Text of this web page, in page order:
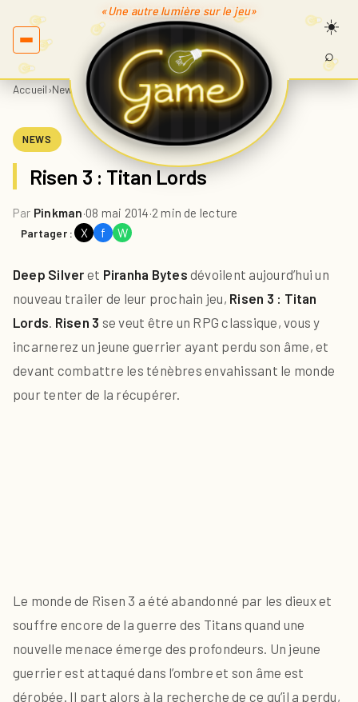
«Une autre lumière sur le jeu»
⌕
Accueil›News Risen 3 : Titan Lords
NEWS
Risen 3 : Titan Lords
Par Pinkman·08 mai 2014·2 min de lecture
Partager : X f W
Deep Silver et Piranha Bytes dévoilent aujourd’hui un
nouveau trailer de leur prochain jeu, Risen 3 : Titan
Lords. Risen 3 se veut être un RPG classique, vous y
incarnerez un jeune guerrier ayant perdu son âme, et
devant combattre les ténèbres envahissant le monde
pour tenter de la récupérer.
Le monde de Risen 3 a été abandonné par les dieux et
souffre encore de la guerre des Titans quand une
nouvelle menace émerge des profondeurs. Un jeune
guerrier est attaqué dans l’ombre et son âme est
dérobée. Il part alors à la recherche de ce qu’il a perdu,